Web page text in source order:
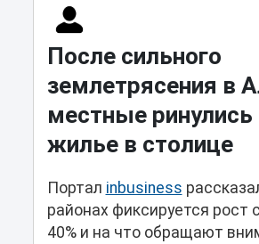
После сильного
землетрясения в
местные ринулись
жилье в столице
Портал inbusiness
районах фиксируется рост
40% и на что обращают